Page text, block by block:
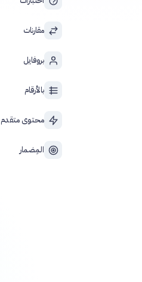
مقارنات
بروفايل
بالأرقام
محتوى متقدم
المِضمار